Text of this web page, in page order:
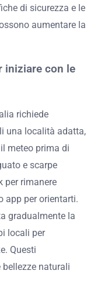
di sicurezza e le
aumentare la
iniziare con le
richiede
una località adatta,
meteo prima di
e scarpe
per rimanere
app per orientarti.
gradualmente la
locali per
Questi
naturali